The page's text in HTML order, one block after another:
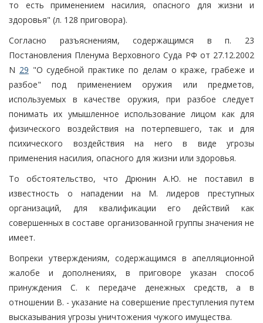
то есть применением насилия, опасного для жизни и
здоровья" (л. 128 приговора).
Согласно разъяснениям, содержащимся в п. 23
Постановления Пленума Верховного Суда РФ от 27.12.2002
N 29 "О судебной практике по делам о краже, грабеже и
разбое" под применением оружия или предметов,
используемых в качестве оружия, при разбое следует
понимать их умышленное использование лицом как для
физического воздействия на потерпевшего, так и для
психического воздействия на него в виде угрозы
применения насилия, опасного для жизни или здоровья.
То обстоятельство, что Дрюнин А.Ю. не поставил в
известность о нападении на М. лидеров преступных
организаций, для квалификации его действий как
совершенных в составе организованной группы значения не
имеет.
Вопреки утверждениям, содержащимся в апелляционной
жалобе и дополнениях, в приговоре указан способ
принуждения С. к передаче денежных средств, а в
отношении В. - указание на совершение преступления путем
высказывания угрозы уничтожения чужого имущества.